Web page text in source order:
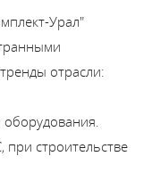
Урал"
отрасли:
строительстве